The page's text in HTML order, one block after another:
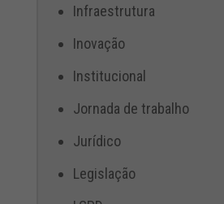
Infraestrutura
Inovação
Institucional
Jornada de trabalho
Jurídico
Legislação